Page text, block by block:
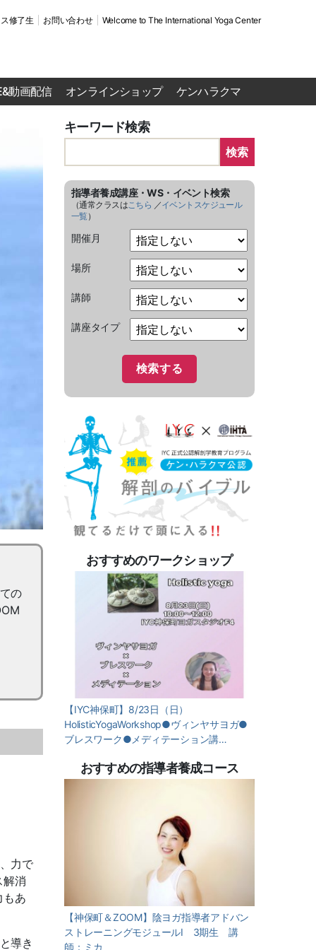
修了生 お問い合わせ Welcome to The International Yoga Center
動画配信 オンラインショップ ケンハラクマ
の
力で
解消
もあ
導き
キーワード検索
検索
指導者養成講座・WS・イベント検索
（通常クラスはこちら ／イベントスケジュール
一覧）
開催月
場所
講師
講座タイプ
おすすめのワークショップ
【IYC神保町】8/23日（日）
HolisticYogaWorkshop●ヴィンヤサヨガ●
ブレスワーク●メディテーション講…
おすすめの指導者養成コース
【神保町＆ZOOM】陰ヨガ指導者アドバン
ストレーニングモジュールⅠ 3期生 講
師：ミカ